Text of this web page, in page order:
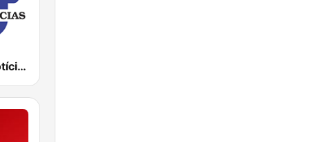
TSF Rádio Notícias